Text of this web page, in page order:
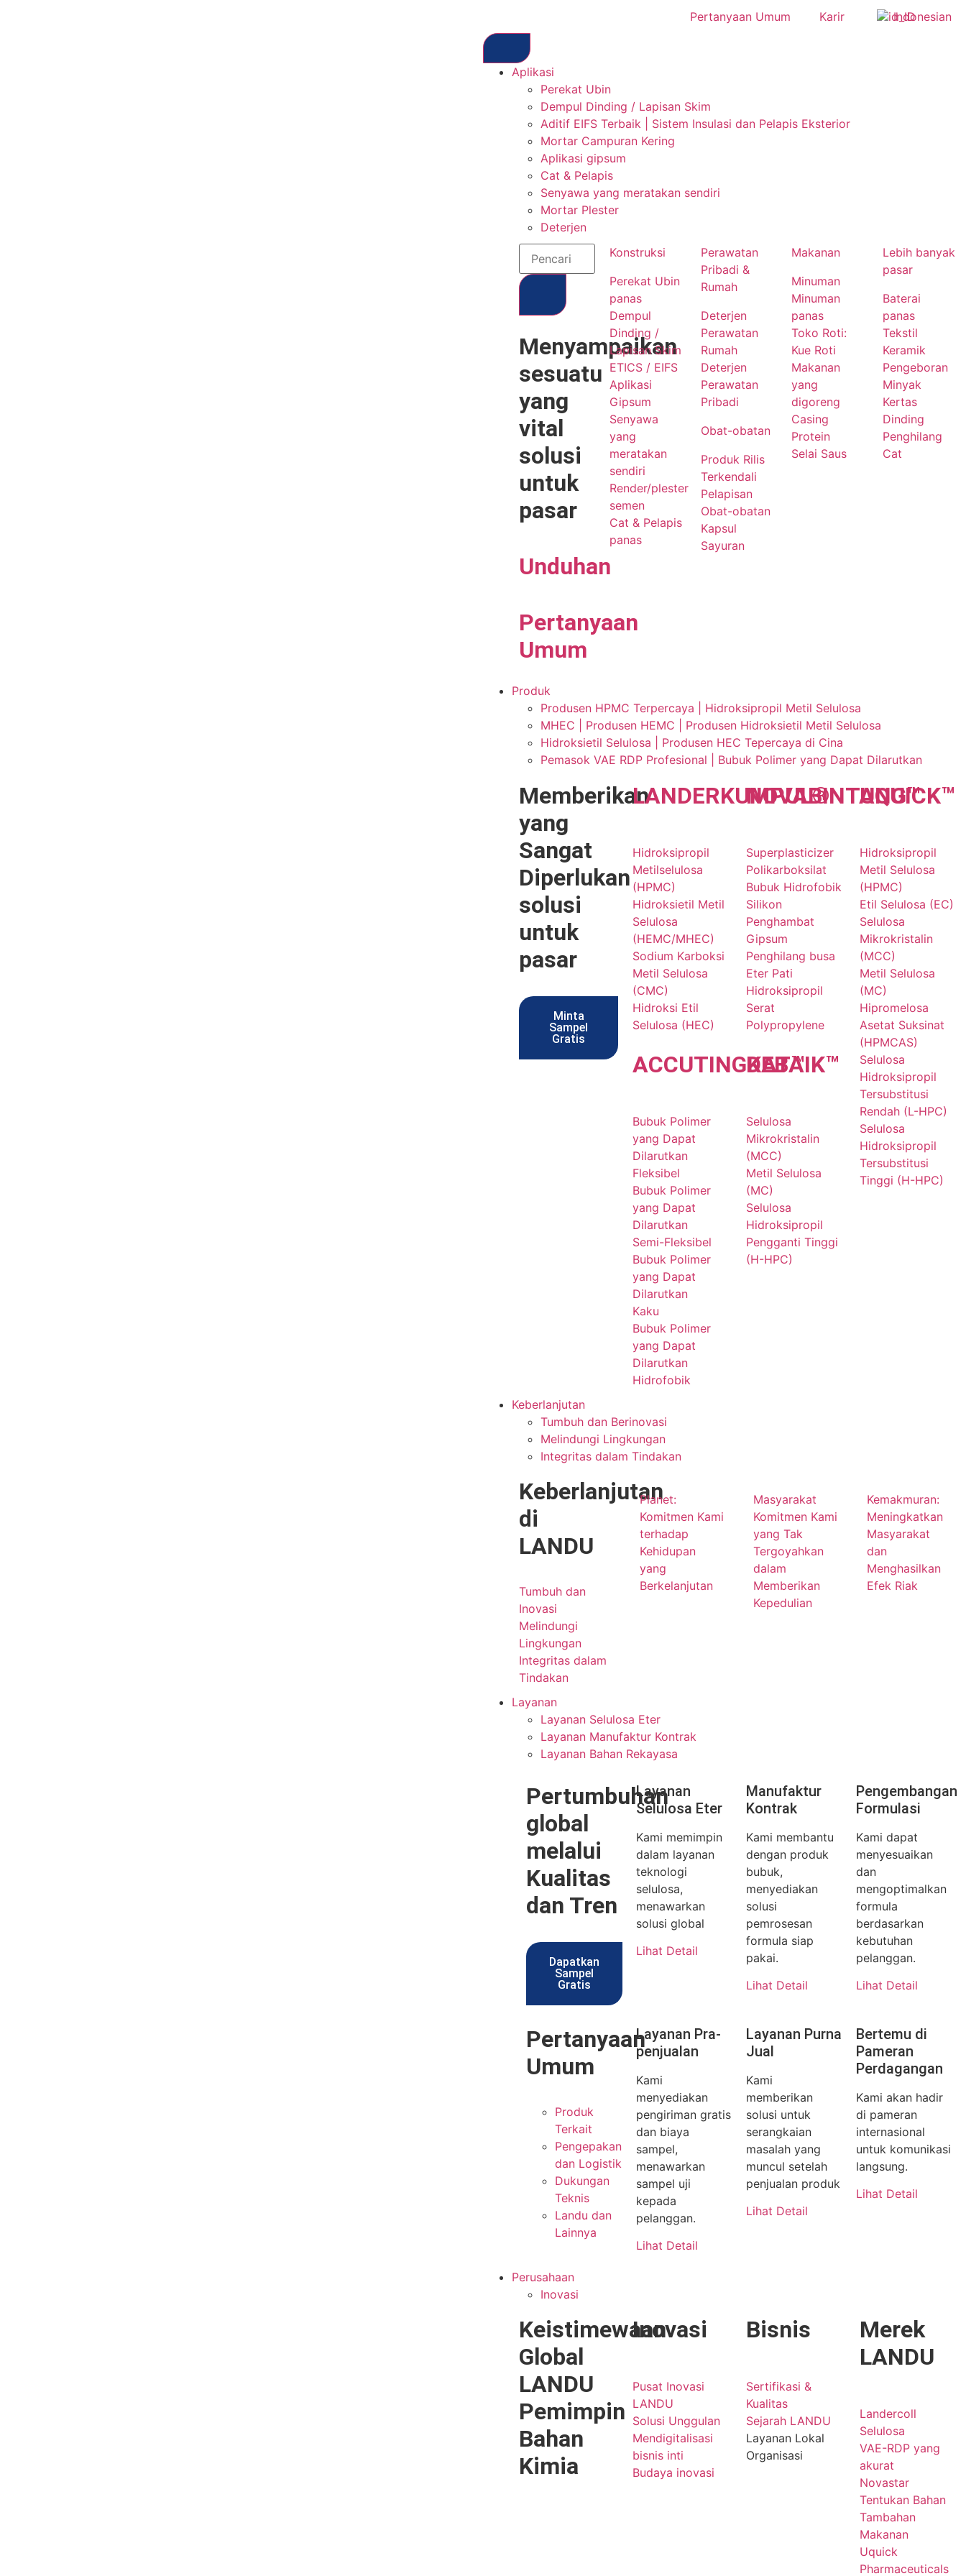
Pertanyaan Umum Karir Indonesian
Aplikasi
Perekat Ubin
Dempul Dinding / Lapisan Skim
Aditif EIFS Terbaik | Sistem Insulasi dan Pelapis Eksterior
Mortar Campuran Kering
Aplikasi gipsum
Cat & Pelapis
Senyawa yang meratakan sendiri
Mortar Plester
Deterjen
Menyampaikan
sesuatu
yang
vital
solusi
untuk
pasar
Unduhan
Pertanyaan
Umum
Konstruksi
Perekat Ubin
panas
Dempul
Dinding /
Lapisan Skim
ETICS / EIFS
Aplikasi
Gipsum
Senyawa
yang
meratakan
sendiri
Render/plester
semen
Cat & Pelapis
panas
Perawatan
Pribadi &
Rumah
Deterjen
Perawatan
Rumah
Deterjen
Perawatan
Pribadi
Obat-obatan
Produk Rilis
Terkendali
Pelapisan
Obat-obatan
Kapsul
Sayuran
Makanan
Minuman
Minuman
panas
Toko Roti:
Kue Roti
Makanan
yang
digoreng
Casing
Protein
Selai Saus
Lebih banyak
pasar
Baterai
panas
Tekstil
Keramik
Pengeboran
Minyak
Kertas
Dinding
Penghilang
Cat
Produk
Produsen HPMC Terpercaya | Hidroksipropil Metil Selulosa
MHEC | Produsen HEMC | Produsen Hidroksietil Metil Selulosa
Hidroksietil Selulosa | Produsen HEC Tepercaya di Cina
Pemasok VAE RDP Profesional | Bubuk Polimer yang Dapat Dilarutkan
Memberikan
yang
Sangat
Diperlukan
solusi
untuk
pasar
Minta
Sampel
Gratis
LANDERKUMPUL®
Hidroksipropil
Metilselulosa
(HPMC)
Hidroksietil Metil
Selulosa
(HEMC/MHEC)
Sodium Karboksi
Metil Selulosa
(CMC)
Hidroksi Etil
Selulosa (HEC)
ACCUTINGKAT™
Bubuk Polimer
yang Dapat
Dilarutkan
Fleksibel
Bubuk Polimer
yang Dapat
Dilarutkan
Semi-Fleksibel
Bubuk Polimer
yang Dapat
Dilarutkan
Kaku
Bubuk Polimer
yang Dapat
Dilarutkan
Hidrofobik
NOVABINTANG™
Superplasticizer
Polikarboksilat
Bubuk Hidrofobik
Silikon
Penghambat
Gipsum
Penghilang busa
Eter Pati
Hidroksipropil
Serat
Polypropylene
DEBAIK™
Selulosa
Mikrokristalin
(MCC)
Metil Selulosa
(MC)
Selulosa
Hidroksipropil
Pengganti Tinggi
(H-HPC)
UQUICK™
Hidroksipropil
Metil Selulosa
(HPMC)
Etil Selulosa (EC)
Selulosa
Mikrokristalin
(MCC)
Metil Selulosa
(MC)
Hipromelosa
Asetat Suksinat
(HPMCAS)
Selulosa
Hidroksipropil
Tersubstitusi
Rendah (L-HPC)
Selulosa
Hidroksipropil
Tersubstitusi
Tinggi (H-HPC)
Keberlanjutan
Tumbuh dan Berinovasi
Melindungi Lingkungan
Integritas dalam Tindakan
Keberlanjutan
di
LANDU
Tumbuh dan
Inovasi
Melindungi
Lingkungan
Integritas dalam
Tindakan
Planet:
Komitmen Kami
terhadap
Kehidupan
yang
Berkelanjutan
Masyarakat
Komitmen Kami
yang Tak
Tergoyahkan
dalam
Memberikan
Kepedulian
Kemakmuran:
Meningkatkan
Masyarakat
dan
Menghasilkan
Efek Riak
Layanan
Layanan Selulosa Eter
Layanan Manufaktur Kontrak
Layanan Bahan Rekayasa
Pertumbuhan
global
melalui
Kualitas
dan Tren
Dapatkan
Sampel
Gratis
Layanan
Selulosa Eter
Kami memimpin
dalam layanan
teknologi
selulosa,
menawarkan
solusi global
Lihat Detail
Manufaktur
Kontrak
Kami membantu
dengan produk
bubuk,
menyediakan
solusi
pemrosesan
formula siap
pakai.
Lihat Detail
Pengembangan
Formulasi
Kami dapat
menyesuaikan
dan
mengoptimalkan
formula
berdasarkan
kebutuhan
pelanggan.
Lihat Detail
Pertanyaan
Umum
Produk
Terkait
Pengepakan
dan Logistik
Dukungan
Teknis
Landu dan
Lainnya
Layanan Pra-
penjualan
Kami
menyediakan
pengiriman gratis
dan biaya
sampel,
menawarkan
sampel uji
kepada
pelanggan.
Lihat Detail
Layanan Purna
Jual
Kami
memberikan
solusi untuk
serangkaian
masalah yang
muncul setelah
penjualan produk
Lihat Detail
Bertemu di
Pameran
Perdagangan
Kami akan hadir
di pameran
internasional
untuk komunikasi
langsung.
Lihat Detail
Perusahaan
Inovasi
Keistimewaan
Global
LANDU
Pemimpin
Bahan
Kimia
Inovasi
Pusat Inovasi
LANDU
Solusi Unggulan
Mendigitalisasi
bisnis inti
Budaya inovasi
Bisnis
Sertifikasi &
Kualitas
Sejarah LANDU
Layanan Lokal
Organisasi
Merek
LANDU
Landercoll
Selulosa
VAE-RDP yang
akurat
Novastar
Tentukan Bahan
Tambahan
Makanan
Uquick
Pharmaceuticals